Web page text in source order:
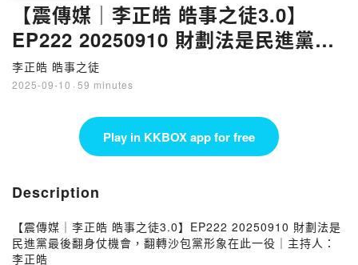
【震傳媒｜李正皓 皓事之徒3.0】
EP222 20250910 財劃法是民進黨最
後翻身仗機會，翻轉沙包黨形象在此
一役｜主持人：李正皓
李正皓 皓事之徒
2025-09-10 · 59 minutes
Play in KKBOX app for free
Description
【震傳媒｜李正皓 皓事之徒3.0】EP222 20250910 財劃法是
民進黨最後翻身仗機會，翻轉沙包黨形象在此一役｜主持人：
李正皓